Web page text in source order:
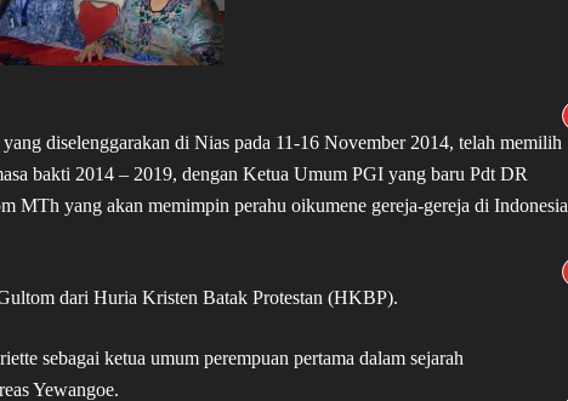
diselenggarakan di Nias pada 11-16 November 2014, telah memilih
bakti 2014 – 2019, dengan Ketua Umum PGI yang baru Pdt DR
MTh yang akan memimpin perahu oikumene gereja-gereja di Indonesia
dari Huria Kristen Batak Protestan (HKBP).
sebagai ketua umum perempuan pertama dalam sejarah
Yewangoe.